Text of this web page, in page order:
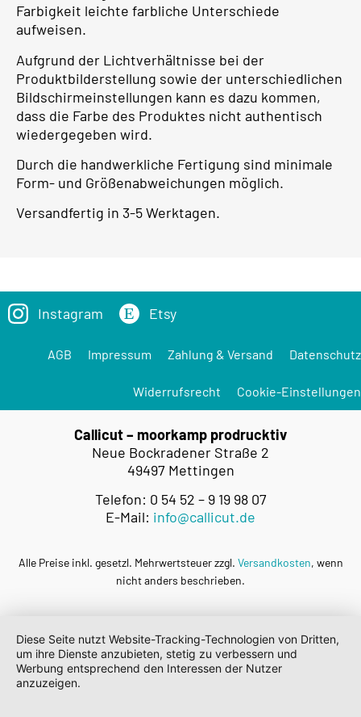
Farbigkeit leichte farbliche Unterschiede
aufweisen.
Aufgrund der Lichtverhältnisse bei der
Produktbilderstellung sowie der unterschiedlichen
Bildschirmeinstellungen kann es dazu kommen,
dass die Farbe des Produktes nicht authentisch
wiedergegeben wird.
Durch die handwerkliche Fertigung sind minimale
Form- und Größenabweichungen möglich.
Versandfertig in 3-5 Werktagen.
Instagram Etsy
AGB Impressum Zahlung & Versand Datenschutz
Widerrufsrecht Cookie-Einstellungen
Callicut – moorkamp prodrucktiv
Neue Bockradener Straße 2
49497 Mettingen
Telefon: 0 54 52 – 9 19 98 07
E-Mail: info@callicut.de
Alle Preise inkl. gesetzl. Mehrwertsteuer zzgl. Versandkosten, wenn
nicht anders beschrieben.
Diese Seite nutzt Website-Tracking-Technologien von Dritten,
um ihre Dienste anzubieten, stetig zu verbessern und
Werbung entsprechend den Interessen der Nutzer
anzuzeigen.